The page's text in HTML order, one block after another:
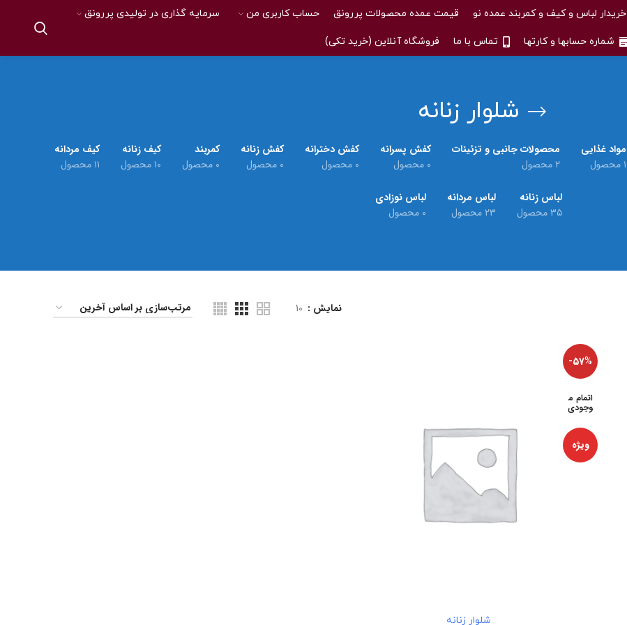
خریدار لباس و کیف و کمربند عمده نو قیمت عمده محصولات پررونق حساب کاربری من سرمایه گذاری در تولیدی پررونق
شماره حسابها و کارتها تماس با ما فروشگاه آنلاین (خرید تکی)
شلوار زنانه
مواد غذایی
۱ محصول
محصولات جانبی و تزئینات
۲ محصول
کفش پسرانه
۰ محصول
کفش دخترانه
۰ محصول
کفش زنانه
۰ محصول
کمربند
۰ محصول
کیف زنانه
۱۰ محصول
کیف مردانه
۱۱ محصول
لباس زنانه
۳۵ محصول
لباس مردانه
۲۳ محصول
لباس نوزادی
۰ محصول
نمایش 10
-57%
اتمام م
وجودی
ویژه
اطلاعات بیشترشلوار زنانه